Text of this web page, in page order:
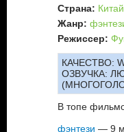
Страна: Китай
Жанр:
Режиссер:
КАЧЕСТВО:
ОЗВУЧКА:
В топе
фэнтези — 9